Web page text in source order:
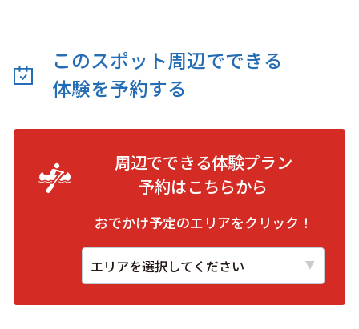
このスポット周辺でできる
体験を予約する
周辺でできる体験プラン
予約はこちらから
おでかけ予定のエリアをクリック！